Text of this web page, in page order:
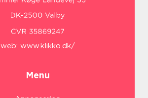
web: www.klikko.dk/
Menu